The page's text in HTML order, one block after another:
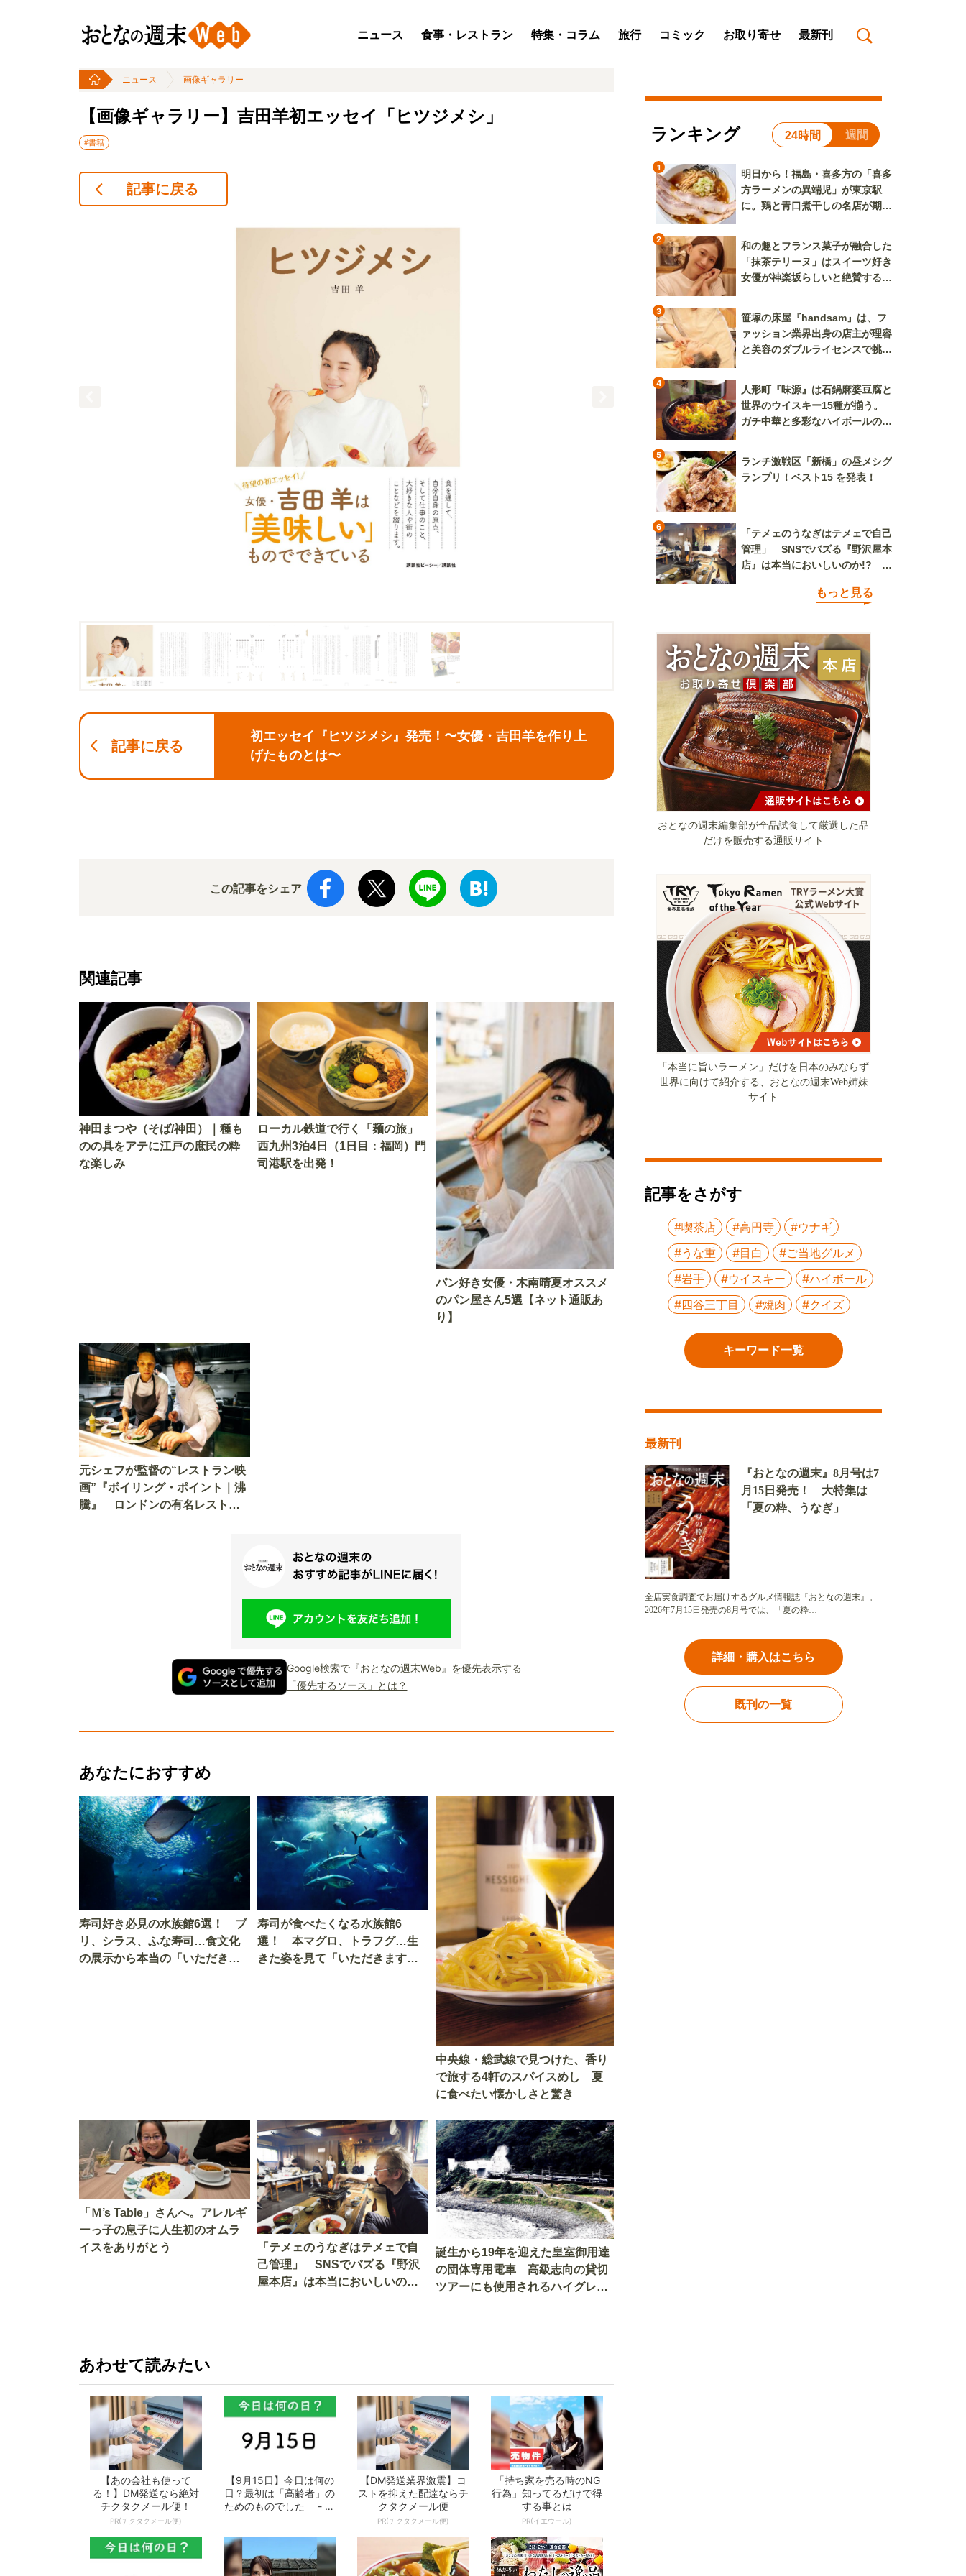
ニュース 食事・レストラン 特集・コラム 旅行 コミック お取り寄せ 最新刊
ニュース 画像ギャラリー
【画像ギャラリー】吉田羊初エッセイ「ヒツジメシ」
#書籍
記事に戻る
記事に戻る
初エッセイ『ヒツジメシ』発売！〜女優・吉田羊を作り上
げたものとは〜
この記事をシェア
関連記事
神田まつや（そば/神田）｜種も
のの具をアテに江戸の庶民の粋
な楽しみ
ローカル鉄道で行く「麺の旅」
西九州3泊4日（1日目：福岡）門
司港駅を出発！
パン好き女優・木南晴夏オススメ
のパン屋さん5選【ネット通販あ
り】
元シェフが監督の“レストラン映
画”『ボイリング・ポイント｜沸
騰』 ロンドンの有名レストラ
Google検索で『おとなの週末Web』を優先表示する
「優先するソース」とは？
あなたにおすすめ
寿司好き必見の水族館6選！ ブ
リ、シラス、ふな寿司…食文化
の展示から本当の「いただきま
寿司が食べたくなる水族館6
選！ 本マグロ、トラフグ…生
きた姿を見て「いただきます」
中央線・総武線で見つけた、香り
で旅する4軒のスパイスめし 夏
に食べたい懐かしさと驚き
「Ｍ’s Table」さんへ。アレルギ
ーっ子の息子に人生初のオムラ
イスをありがとう
「テメェのうなぎはテメェで自
己管理」 SNSでバズる『野沢
屋本店』は本当においしいの
誕生から19年を迎えた皇室御用達
の団体専用電車 高級志向の貸切
ツアーにも使用されるハイグレー
あわせて読みたい
【あの会社も使って
る！】DM発送なら絶対
チクタクメール便！
PR(チクタクメール便)
【9月15日】今日は何の
日？最初は「高齢者」の
ためのものでした - お
【DM発送業界激震】コ
ストを抑えた配達ならチ
クタクメール便
PR(チクタクメール便)
「持ち家を売る時のNG
行為」知ってるだけで得
する事とは
PR(イエウール)
ランキング 24時間 週間
1
明日から！福島・喜多方の「喜多
方ラーメンの異端児」が東京駅
に。鶏と青口煮干しの名店が期間
2
和の趣とフランス菓子が融合した
「抹茶テリーヌ」はスイーツ好き
女優が神楽坂らしいと絶賛する逸
3
笹塚の床屋『handsam』は、フ
ァッション業界出身の店主が理容
と美容のダブルライセンスで挑む
4
人形町『味源』は石鍋麻婆豆腐と
世界のウイスキー15種が揃う。
ガチ中華と多彩なハイボールの組
5
ランチ激戦区「新橋」の昼メシグ
ランプリ！ベスト15 を発表！
6
「テメェのうなぎはテメェで自己
管理」 SNSでバズる『野沢屋本
店』は本当においしいのか!? い
もっと見る
おとなの週末編集部が全品試食して厳選した品
だけを販売する通販サイト
「本当に旨いラーメン」だけを日本のみならず
世界に向けて紹介する、おとなの週末Web姉妹
サイト
記事をさがす
#喫茶店 #高円寺
#ウナギ
#うな重
#目白
#ご当地グルメ
#岩手
#ウイスキー
#ハイボール
#四谷三丁目
#焼肉 #クイズ
キーワード一覧
最新刊
『おとなの週末』8月号は7
月15日発売！ 大特集は
「夏の粋、うなぎ」
全店実食調査でお届けするグルメ情報誌『おとなの週末』。
2026年7月15日発売の8月号では、「夏の粋…
詳細・購入はこちら
既刊の一覧